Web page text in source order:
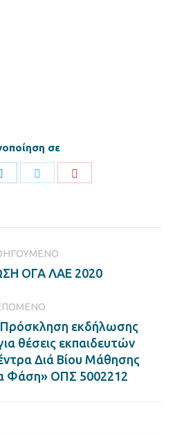
σε
Previous
ΟΓΑ ΛΑΕ 2020
Next
post:
εκδήλωσης
θέσεις εκπαιδευτών
Διά Βίου Μάθησης
Φάση» ΟΠΣ 5002212